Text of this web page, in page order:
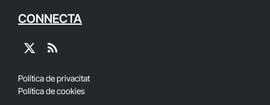
CONNECTA
X
RSS
Política de privacitat
Política de cookies